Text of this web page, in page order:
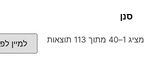
מציג 1–40 מתוך 113 תוצאות